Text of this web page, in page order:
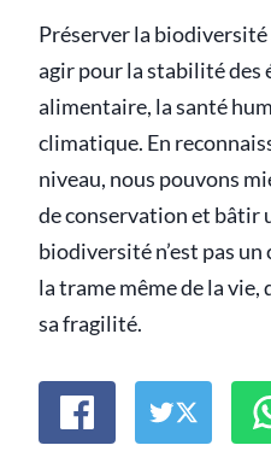
Préserver la biodiversité
agir pour la stabilité des
alimentaire, la santé
climatique. En
niveau, nous pouvons
de conservation et bâtir
biodiversité n’est pas
la trame même de la vie,
sa fragilité.